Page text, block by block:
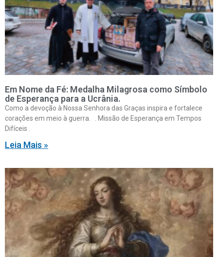
Em Nome da Fé: Medalha Milagrosa como Símbolo
de Esperança para a Ucrânia.
Como a devoção à Nossa Senhora das Graças inspira e fortalece
corações em meio à guerra. . Missão de Esperança em Tempos
Difíceis .
Leia Mais »